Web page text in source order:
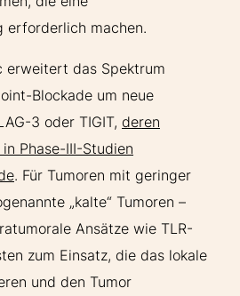
erforderlich machen.
erweitert das Spektrum
Blockade um neue
3 oder TIGIT, deren
Phase-III-Studien
. Für Tumoren mit geringer
„kalte“ Tumoren –
Ansätze wie TLR-
zum Einsatz, die das lokale
und den Tumor